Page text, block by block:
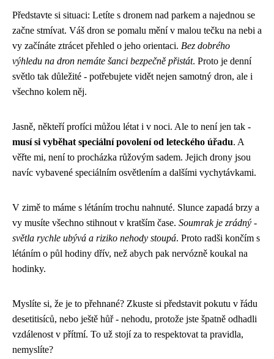
Představte si situaci: Letíte s dronem nad parkem a najednou se
začne stmívat. Váš dron se pomalu mění v malou tečku na nebi a
vy začínáte ztrácet přehled o jeho orientaci. Bez dobrého
výhledu na dron nemáte šanci bezpečně přistát. Proto je denní
světlo tak důležité - potřebujete vidět nejen samotný dron, ale i
všechno kolem něj.
Jasně, někteří profíci můžou létat i v noci. Ale to není jen tak -
musí si vyběhat speciální povolení od leteckého úřadu. A
věřte mi, není to procházka růžovým sadem. Jejich drony jsou
navíc vybavené speciálním osvětlením a dalšími vychytávkami.
V zimě to máme s létáním trochu nahnuté. Slunce zapadá brzy a
vy musíte všechno stihnout v kratším čase. Soumrak je zrádný -
světla rychle ubývá a riziko nehody stoupá. Proto radši končím s
létáním o půl hodiny dřív, než abych pak nervózně koukal na
hodinky.
Myslíte si, že je to přehnané? Zkuste si představit pokutu v řádu
desetitisíců, nebo ještě hůř - nehodu, protože jste špatně odhadli
vzdálenost v přítmí. To už stojí za to respektovat ta pravidla,
nemyslíte?